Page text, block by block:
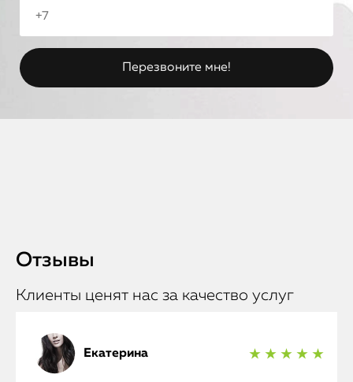
Отзывы
Клиенты ценят нас за качество услуг
Екатерина ★ ★ ★ ★ ★